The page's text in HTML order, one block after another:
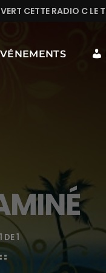
TREES BONNE
1